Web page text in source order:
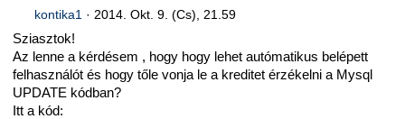
kontika1 · 2014. Okt. 9. (Cs), 21.59
Sziasztok!
Az lenne a kérdésem , hogy hogy lehet autómatikus belépett
felhasználót és hogy tőle vonja le a kreditet érzékelni a Mysql
UPDATE kódban?
Itt a kód: